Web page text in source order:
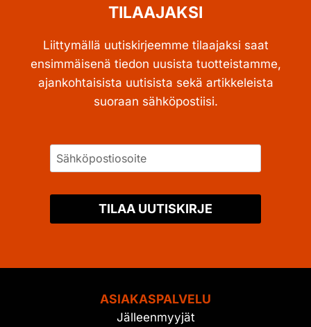
TILAAJAKSI
Liittymällä uutiskirjeemme tilaajaksi saat
ensimmäisenä tiedon uusista tuotteistamme,
ajankohtaisista uutisista sekä artikkeleista
suoraan sähköpostiisi.
TILAA UUTISKIRJE
ASIAKASPALVELU
Jälleenmyyjät